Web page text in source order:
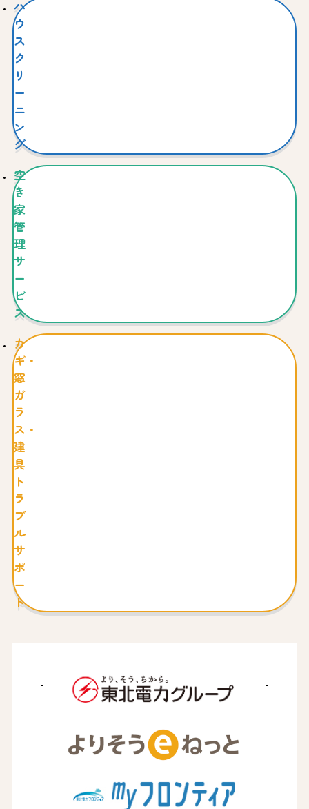
ハ
ウ
ス
ク
リ
ー
ニ
ン
グ
空
き
家
管
理
サ
ー
ビ
ス
カ
ギ・
窓
ガ
ラ
ス・
建
具
ト
ラ
ブ
ル
サ
ポ
ー
ト